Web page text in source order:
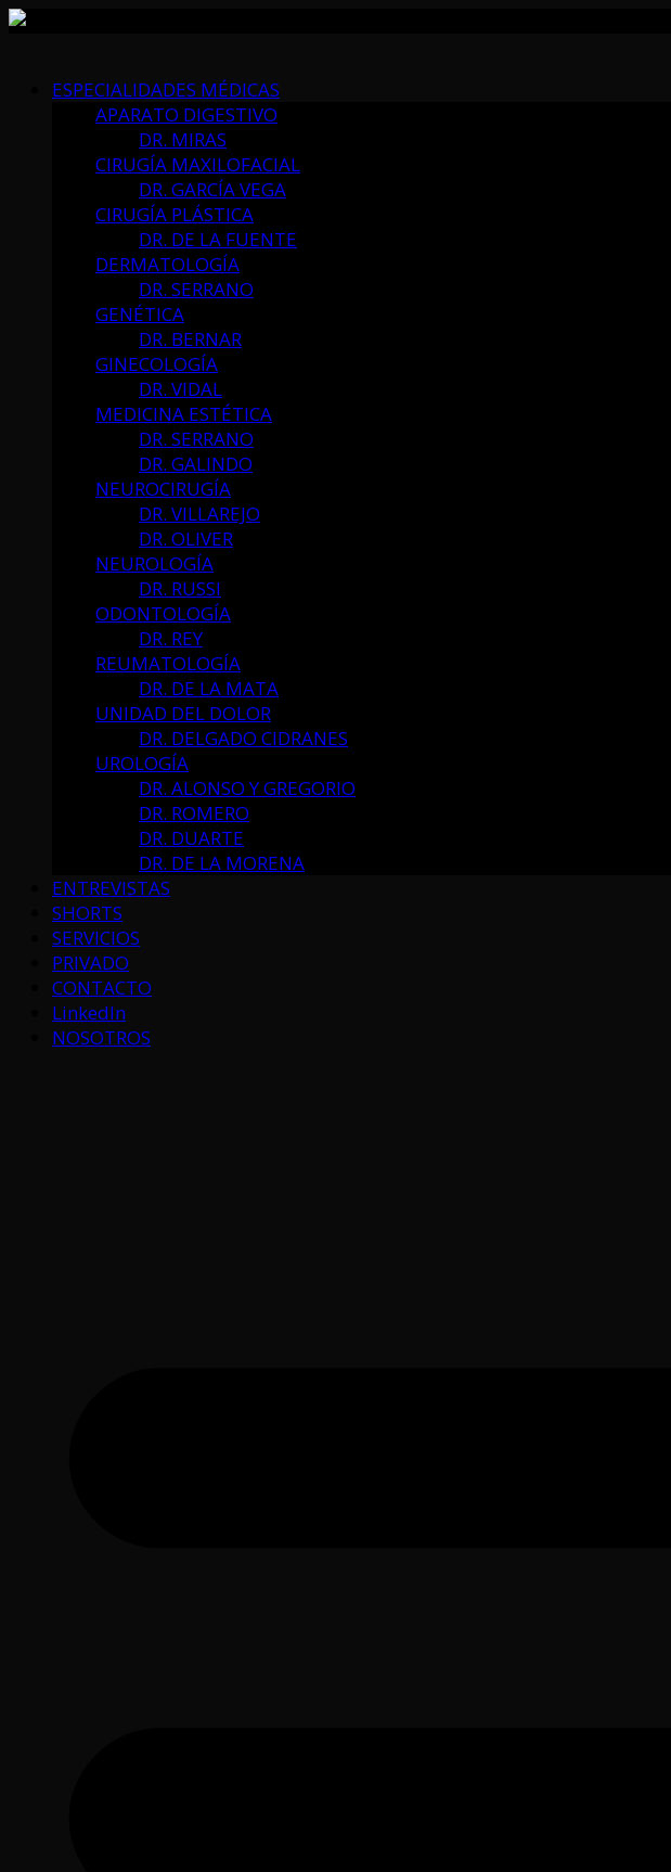
contentESPECIALIDADES MÉDICAS
APARATO DIGESTIVO
DR. MIRAS
CIRUGÍA MAXILOFACIAL
DR. GARCÍA VEGA
CIRUGÍA PLÁSTICA
DR. DE LA FUENTE
DERMATOLOGÍA
DR. SERRANO
GENÉTICA
DR. BERNAR
GINECOLOGÍA
DR. VIDAL
MEDICINA ESTÉTICA
DR. SERRANO
DR. GALINDO
NEUROCIRUGÍA
DR. VILLAREJO
DR. OLIVER
NEUROLOGÍA
DR. RUSSI
ODONTOLOGÍA
DR. REY
REUMATOLOGÍA
DR. DE LA MATA
UNIDAD DEL DOLOR
DR. DELGADO CIDRANES
UROLOGÍA
DR. ALONSO Y GREGORIO
DR. ROMERO
DR. DUARTE
DR. DE LA MORENA
ENTREVISTAS
SHORTS
SERVICIOS
PRIVADO
CONTACTO
LinkedIn
NOSOTROS